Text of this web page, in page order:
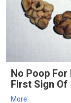
No Poop For
First Sign Of
More